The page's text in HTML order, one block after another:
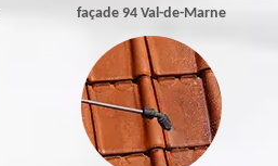
façade 94 Val-de-Marne